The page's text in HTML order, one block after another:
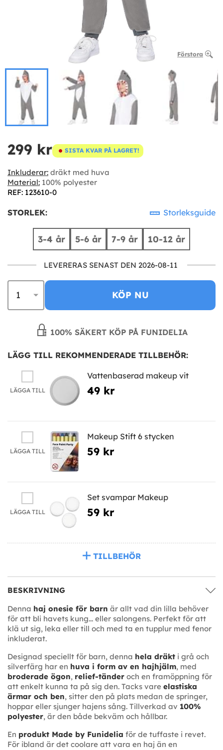
Förstora
299 kr SISTA KVAR PÅ LAGRET!
Inkluderar: dräkt med huva
Material: 100% polyester
REF: 123610-0
STORLEK: Storleksguide
3-4 år 5-6 år 7-9 år 10-12 år
LEVERERAS SENAST DEN 2026-08-11
KÖP NU
100% SÄKERT KÖP PÅ FUNIDELIA
LÄGG TILL REKOMMENDERADE TILLBEHÖR:
LÄGGA TILL
Vattenbaserad makeup vit
49 kr
LÄGGA TILL
Makeup Stift 6 stycken
59 kr
LÄGGA TILL
Set svampar Makeup
59 kr
TILLBEHÖR
BESKRIVNING
Denna haj onesie för barn är allt vad din lilla behöver
för att bli havets kung... eller salongens. Perfekt för att
klä ut sig, leka eller till och med ta en tupplur med fenor
inkluderat.
Designad speciellt för barn, denna hela dräkt i grå och
silverfärg har en huva i form av en hajhjälm, med
broderade ögon, relief-tänder och en framöppning för
att enkelt kunna ta på sig den. Tacks vare elastiska
ärmar och ben, sitter den på plats medan de springer,
hoppar eller sjunger hajens sång. Tillverkad av 100%
polyester, är den både bekväm och hållbar.
En produkt Made by Funidelia för de tuffaste i revet.
För ibland är det coolare att vara en haj än en